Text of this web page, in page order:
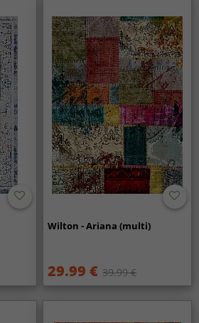
Wilton - Ariana (multi)
29.99 € 39.99 €